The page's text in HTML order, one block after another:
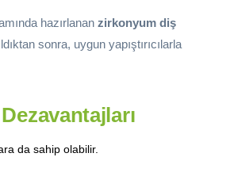
hazırlanan zirkonyum diş
sonra, uygun yapıştırıcılarla
da sahip olabilir.